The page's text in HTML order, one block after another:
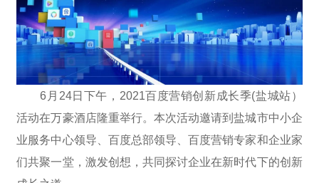
6月24日下午，2021百度营销创新成长季(盐城站）
活动在万豪酒店隆重举行。本次活动邀请到盐城市中小企
业服务中心领导、百度总部领导、百度营销专家和企业家
们共聚一堂，激发创想，共同探讨企业在新时代下的创新